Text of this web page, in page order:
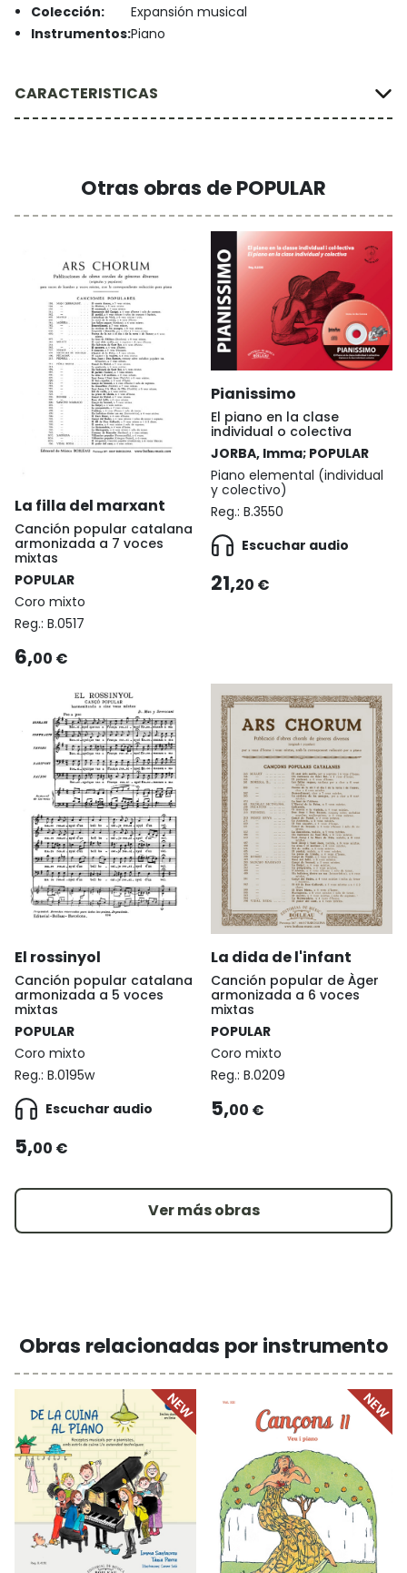
Colección:
Expansión musical
Instrumentos:Piano
CARACTERISTICAS
Otras obras de POPULAR
La filla del marxant
Canción popular catalana
armonizada a 7 voces
mixtas
POPULAR
Coro mixto
Reg.: B.0517
6,00 €
Pianissimo
El piano en la clase
individual o colectiva
JORBA, Imma; POPULAR
Piano elemental (individual
y colectivo)
Reg.: B.3550
Escuchar audio
21,20 €
El rossinyol
Canción popular catalana
armonizada a 5 voces
mixtas
POPULAR
Coro mixto
Reg.: B.0195w
Escuchar audio
5,00 €
La dida de l'infant
Canción popular de Àger
armonizada a 6 voces
mixtas
POPULAR
Coro mixto
Reg.: B.0209
5,00 €
Ver más obras
Obras relacionadas por instrumento